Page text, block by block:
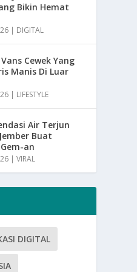
Bikin Hemat
| DIGITAL
Cewek Yang
Manis Di Luar
| LIFESTYLE
Air Terjun
Buat
an
|VIRAL
DIGITAL